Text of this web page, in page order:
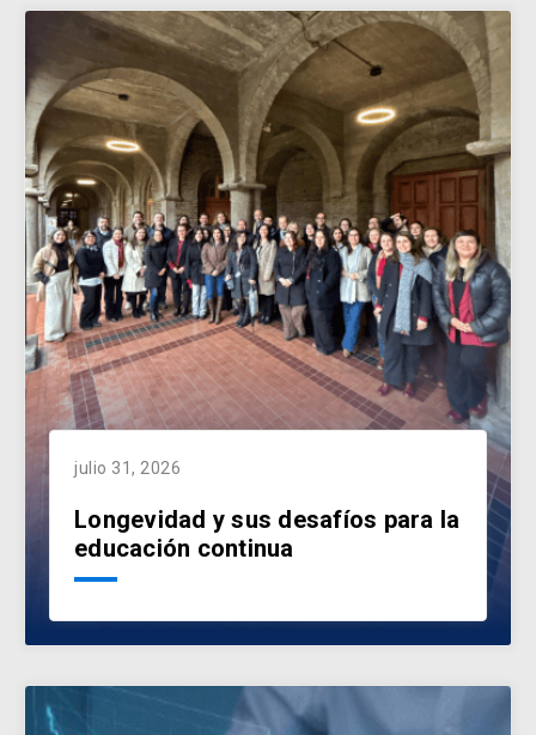
julio 31, 2026
Longevidad y sus desafíos para la
educación continua